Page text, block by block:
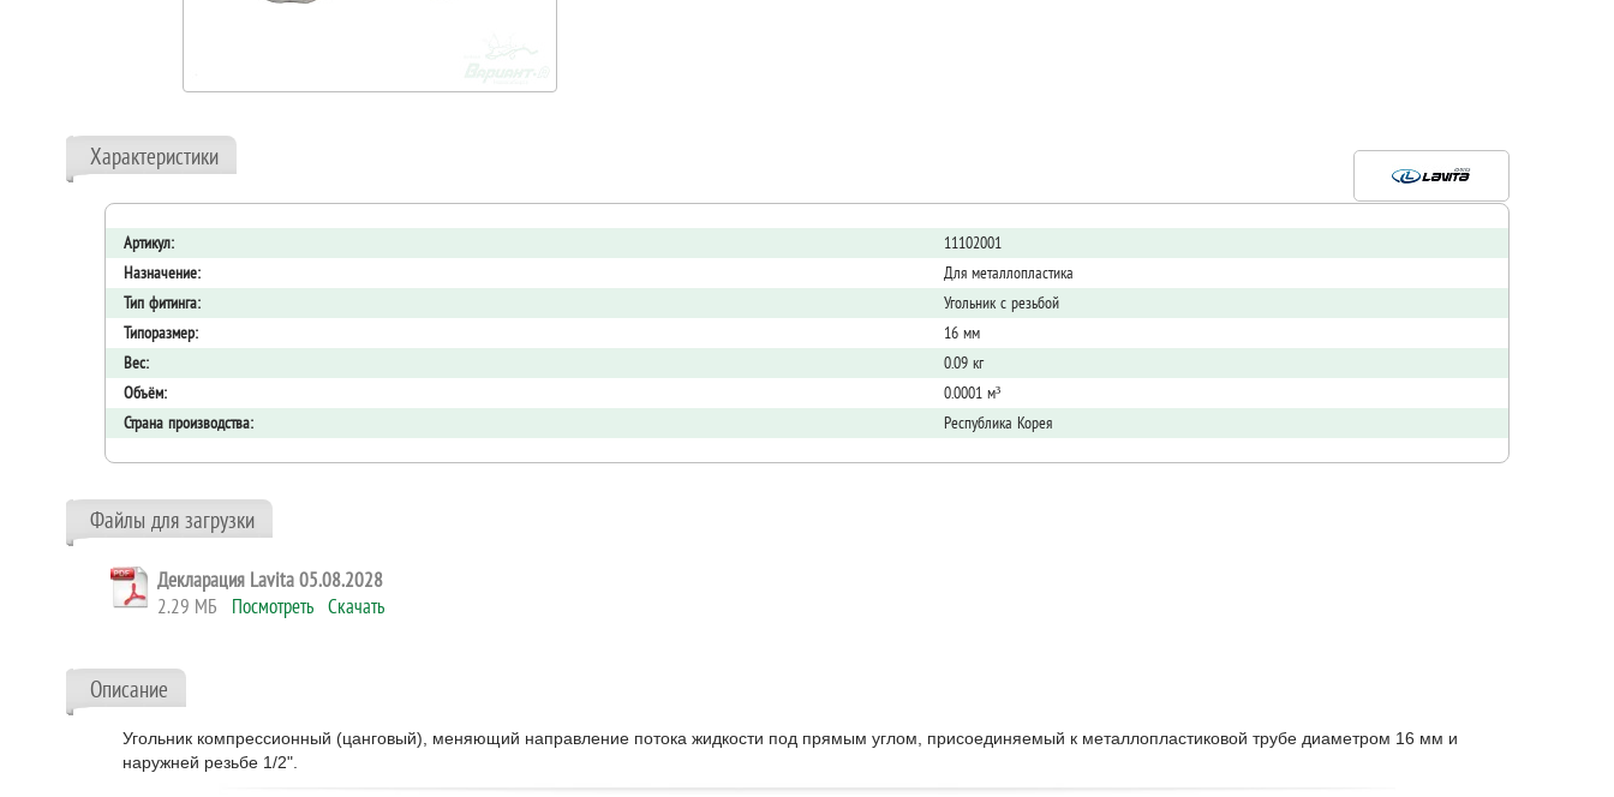
Характеристики
Артикул:
11102001
Назначение:
Для металлопластика
Тип фитинга:
Угольник с резьбой
Типоразмер:
16 мм
Вес:
0.09 кг
Объём:
0.0001 м³
Страна производства:
Республика Корея
Файлы для загрузки
Декларация Lavita 05.08.2028
2.29 МБ Посмотреть Скачать
Описание
Угольник компрессионный (цанговый), меняющий направление потока жидкости под прямым углом, присоединяемый к металлопластиковой трубе диаметром 16 мм и
наружней резьбе 1/2".